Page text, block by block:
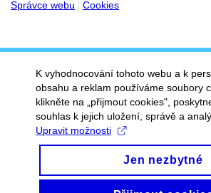
Správce webu
Cookies
K vyhodnocování tohoto webu a k
obsahu a reklam používáme soubory
klikněte na „přijmout cookies",
souhlas k jejich uložení, správě a
Upravit možnosti
Jen nezbytné